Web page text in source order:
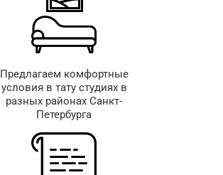
Предлагаем комфортные
условия в тату студиях в
разных районах Санкт-
Петербурга